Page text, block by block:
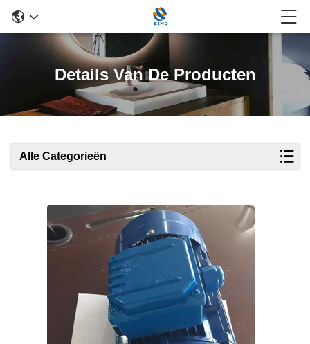
Details Van De Producten
Alle Categorieën